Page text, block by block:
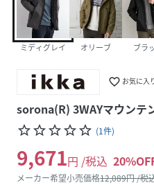
ミディグレイ オリーブ ブラ
favorite_border お気に入
sorona(R) 3WAYマウンテ
star_borderstar_borderstar_borderstar_borderstar_border (1件)
9,671円 /税込 20
メーカー希望小売価格12,089円 /税